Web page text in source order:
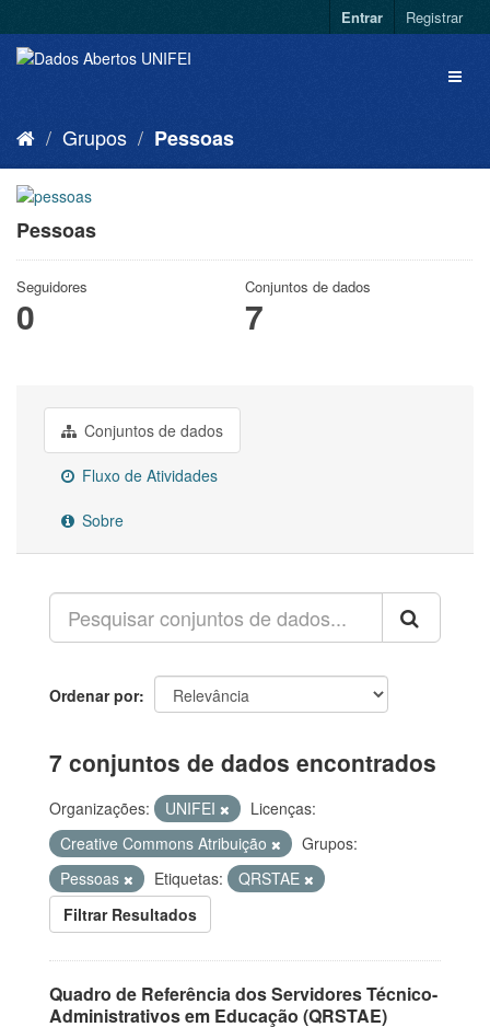
Entrar Registrar
Grupos Pessoas
Pessoas
Seguidores
0
Conjuntos de dados
7
Conjuntos de dados
Fluxo de Atividades
Sobre
Ordenar por
7 conjuntos de dados encontrados
Organizações: UNIFEI
Licenças:
Creative Commons Atribuição
Grupos:
Pessoas
Etiquetas:
QRSTAE
Filtrar Resultados
Quadro de Referência dos Servidores Técnico-
Administrativos em Educação (QRSTAE)